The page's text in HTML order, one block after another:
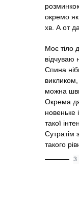
окремо
хв. А от
Моє тіло
відчуваю
Спина
можна
Окрема
новеньке
такої
Сутратім
такого
3